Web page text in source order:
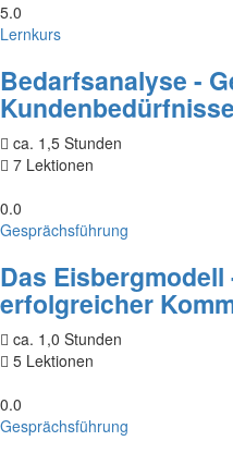
5.0
Lernkurs
Bedarfsanalyse -
ca. 1,5 Stunden
7 Lektionen
0.0
Gesprächsführung
Das
erfolgreicher
ca. 1,0 Stunden
5 Lektionen
0.0
Gesprächsführung